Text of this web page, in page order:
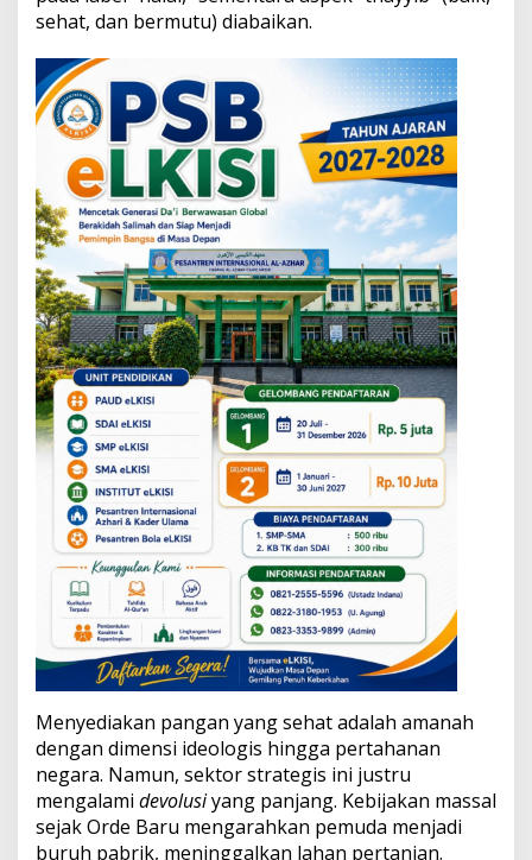
g
P
e
t
a
n
i
a
n
O
r
g
a
n
i
sehat, dan bermutu) diabaikan.
Menyediakan pangan yang sehat adalah amanah
dengan dimensi ideologis hingga pertahanan
negara. Namun, sektor strategis ini justru
mengalami devolusiyang panjang. Kebijakan massal
sejak Orde Baru mengarahkan pemuda menjadi
buruh pabrik, meninggalkan lahan pertanian.